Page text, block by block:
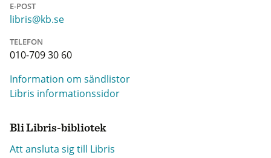
E-POST
libris@kb.se
TELEFON
010-709 30 60
Information om sändlistor
Libris informationssidor
Bli Libris-bibliotek
Att ansluta sig till Libris